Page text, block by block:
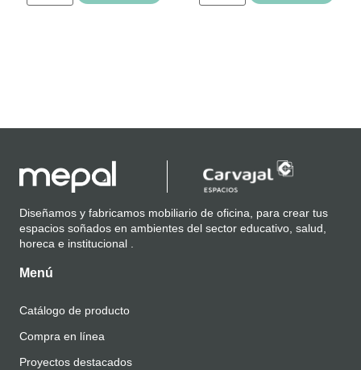
Diseñamos y fabricamos mobiliario de oficina, para crear tus
espacios soñados en ambientes del sector educativo, salud,
horeca e institucional .
Menú
Catálogo de producto
Compra en línea
Proyectos destacados